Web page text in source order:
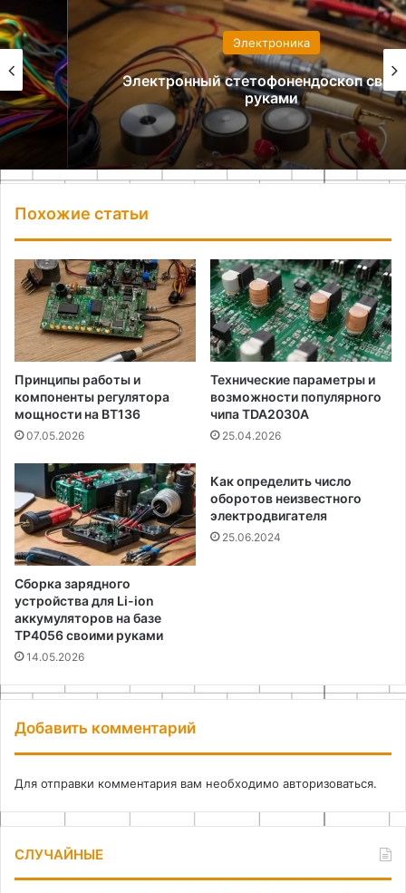
Электроника
Электронный стетофонендоскоп своими
руками
Похожие статьи
Принципы работы и
компоненты регулятора
мощности на BT136
07.05.2026
Технические параметры и
возможности популярного
чипа TDA2030A
25.04.2026
Сборка зарядного
устройства для Li-ion
аккумуляторов на базе
TP4056 своими руками
14.05.2026
Как определить число
оборотов неизвестного
электродвигателя
25.06.2024
Добавить комментарий
Для отправки комментария вам необходимо авторизоваться.
СЛУЧАЙНЫЕ